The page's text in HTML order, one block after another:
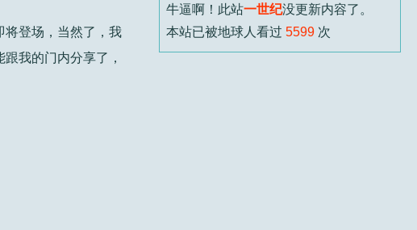
将登场，当然了，我
我的门内分享了，
标题：
过教的意义
如果你本来就会用，应该可以用。但能用不
牛逼啊！此站一世纪没更新内容了。
本站已被地球人看过 5599 次